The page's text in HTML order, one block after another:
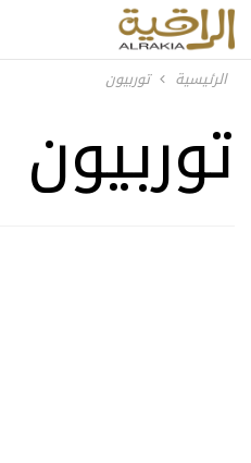
الرئيسية توربيون
توربيون